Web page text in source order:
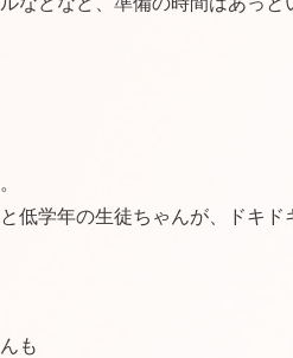
低学年の生徒ちゃんが、ドキド
も